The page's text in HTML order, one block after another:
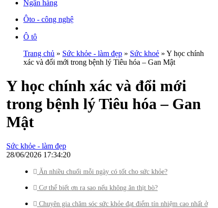
Ngân hàng
Ôto - công nghệ
Ô tô
Trang chủ » Sức khỏe - làm đẹp » Sức khoẻ » Y học chính
xác và đổi mới trong bệnh lý Tiêu hóa – Gan Mật
Y học chính xác và đổi mới
trong bệnh lý Tiêu hóa – Gan
Mật
Sức khỏe - làm đẹp
28/06/2026 17:34:20
Ăn nhiều chuối mỗi ngày có tốt cho sức khỏe?
Cơ thể biết ơn ra sao nếu không ăn thịt bò?
Chuyên gia chăm sóc sức khỏe đạt điểm tín nhiệm cao nhất ở